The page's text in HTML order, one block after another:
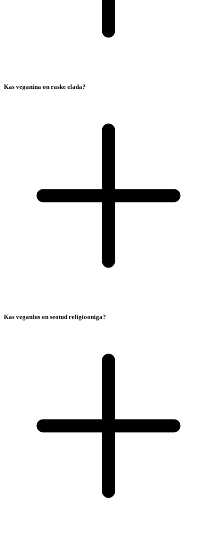
Kas veganina on raske elada?
Kas veganlus on seotud religiooniga?